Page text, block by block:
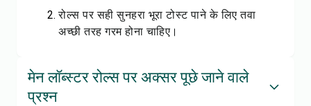
रोल्स पर सही सुनहरा भूरा टोस्ट पाने के लिए तवा
अच्छी तरह गरम होना चाहिए।
मेन लॉब्स्टर रोल्स पर अक्सर पूछे जाने वाले
प्रश्न